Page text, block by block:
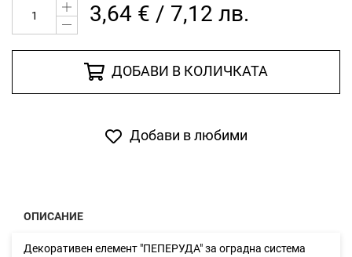
3,64 € / 7,12 лв.
ДОБАВИ В КОЛИЧКАТА
Добави в любими
ОПИСАНИЕ
Декоративен елемент "ПЕПЕРУДА" за оградна система